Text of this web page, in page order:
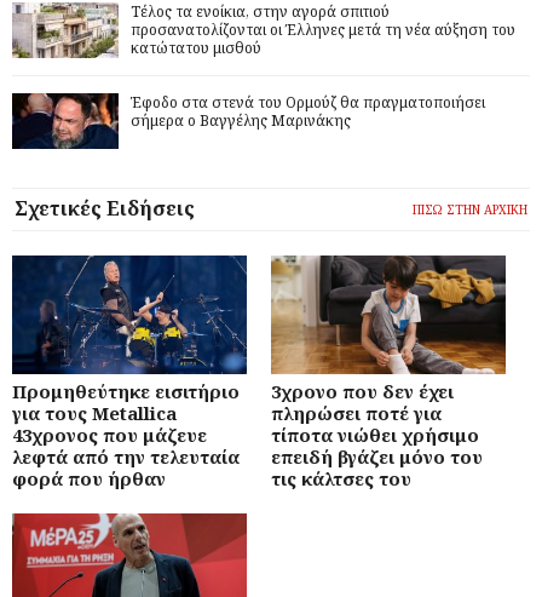
Τέλος τα ενοίκια, στην αγορά σπιτιού
προσανατολίζονται οι Έλληνες μετά τη νέα αύξηση του
κατώτατου μισθού
Έφοδο στα στενά του Ορμούζ θα πραγματοποιήσει
σήμερα ο Βαγγέλης Μαρινάκης
Σχετικές Ειδήσεις ΠΙΣΩ ΣΤΗΝ ΑΡΧΙΚΗ
Προμηθεύτηκε εισιτήριο
για τους Metallica
43χρονος που μάζευε
λεφτά από την τελευταία
φορά που ήρθαν
3χρονο που δεν έχει
πληρώσει ποτέ για
τίποτα νιώθει χρήσιμο
επειδή βγάζει μόνο του
τις κάλτσες του